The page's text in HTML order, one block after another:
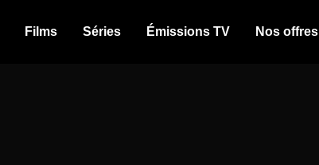
Films Séries Émissions TV Nos offres